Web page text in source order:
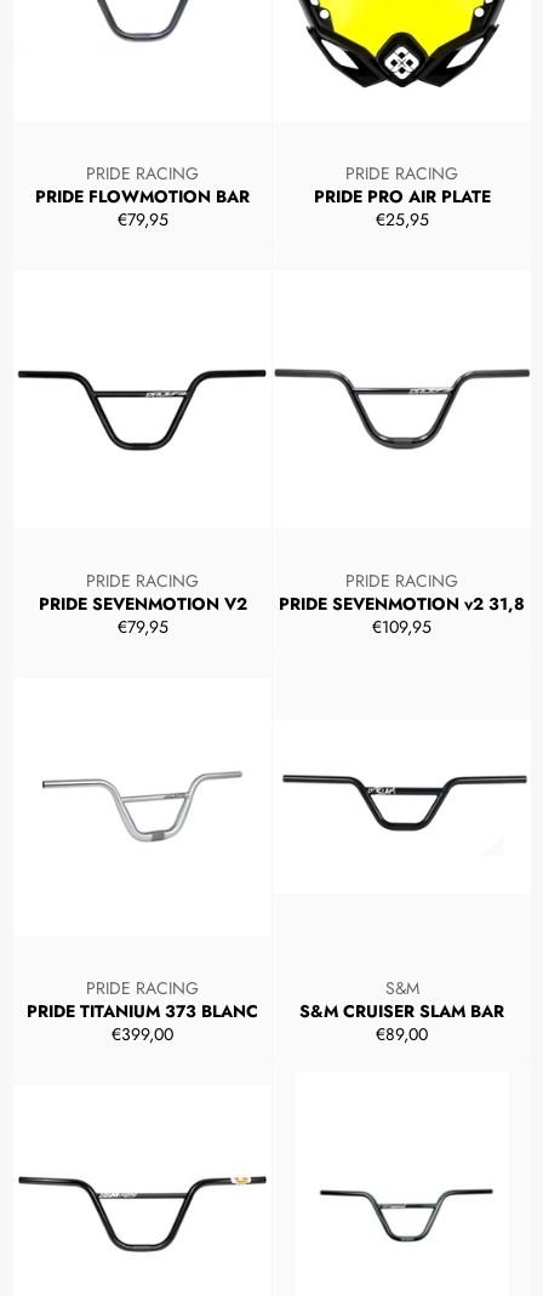
PRIDE RACING
PRIDE FLOWMOTION BAR
Prezzo
€79,95
PRIDE RACING
PRIDE PRO AIR PLATE
Prezzo
€25,95
PRIDE RACING
PRIDE SEVENMOTION V2
Prezzo
€79,95
PRIDE RACING
PRIDE SEVENMOTION v2 31,8
Prezzo
€109,95
PRIDE RACING
PRIDE TITANIUM 373 BLANC
Prezzo
€399,00
S&M
S&M CRUISER SLAM BAR
Prezzo
€89,00